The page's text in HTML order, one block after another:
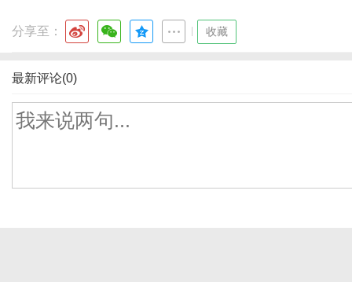
分享至： 收藏
最新评论(0)